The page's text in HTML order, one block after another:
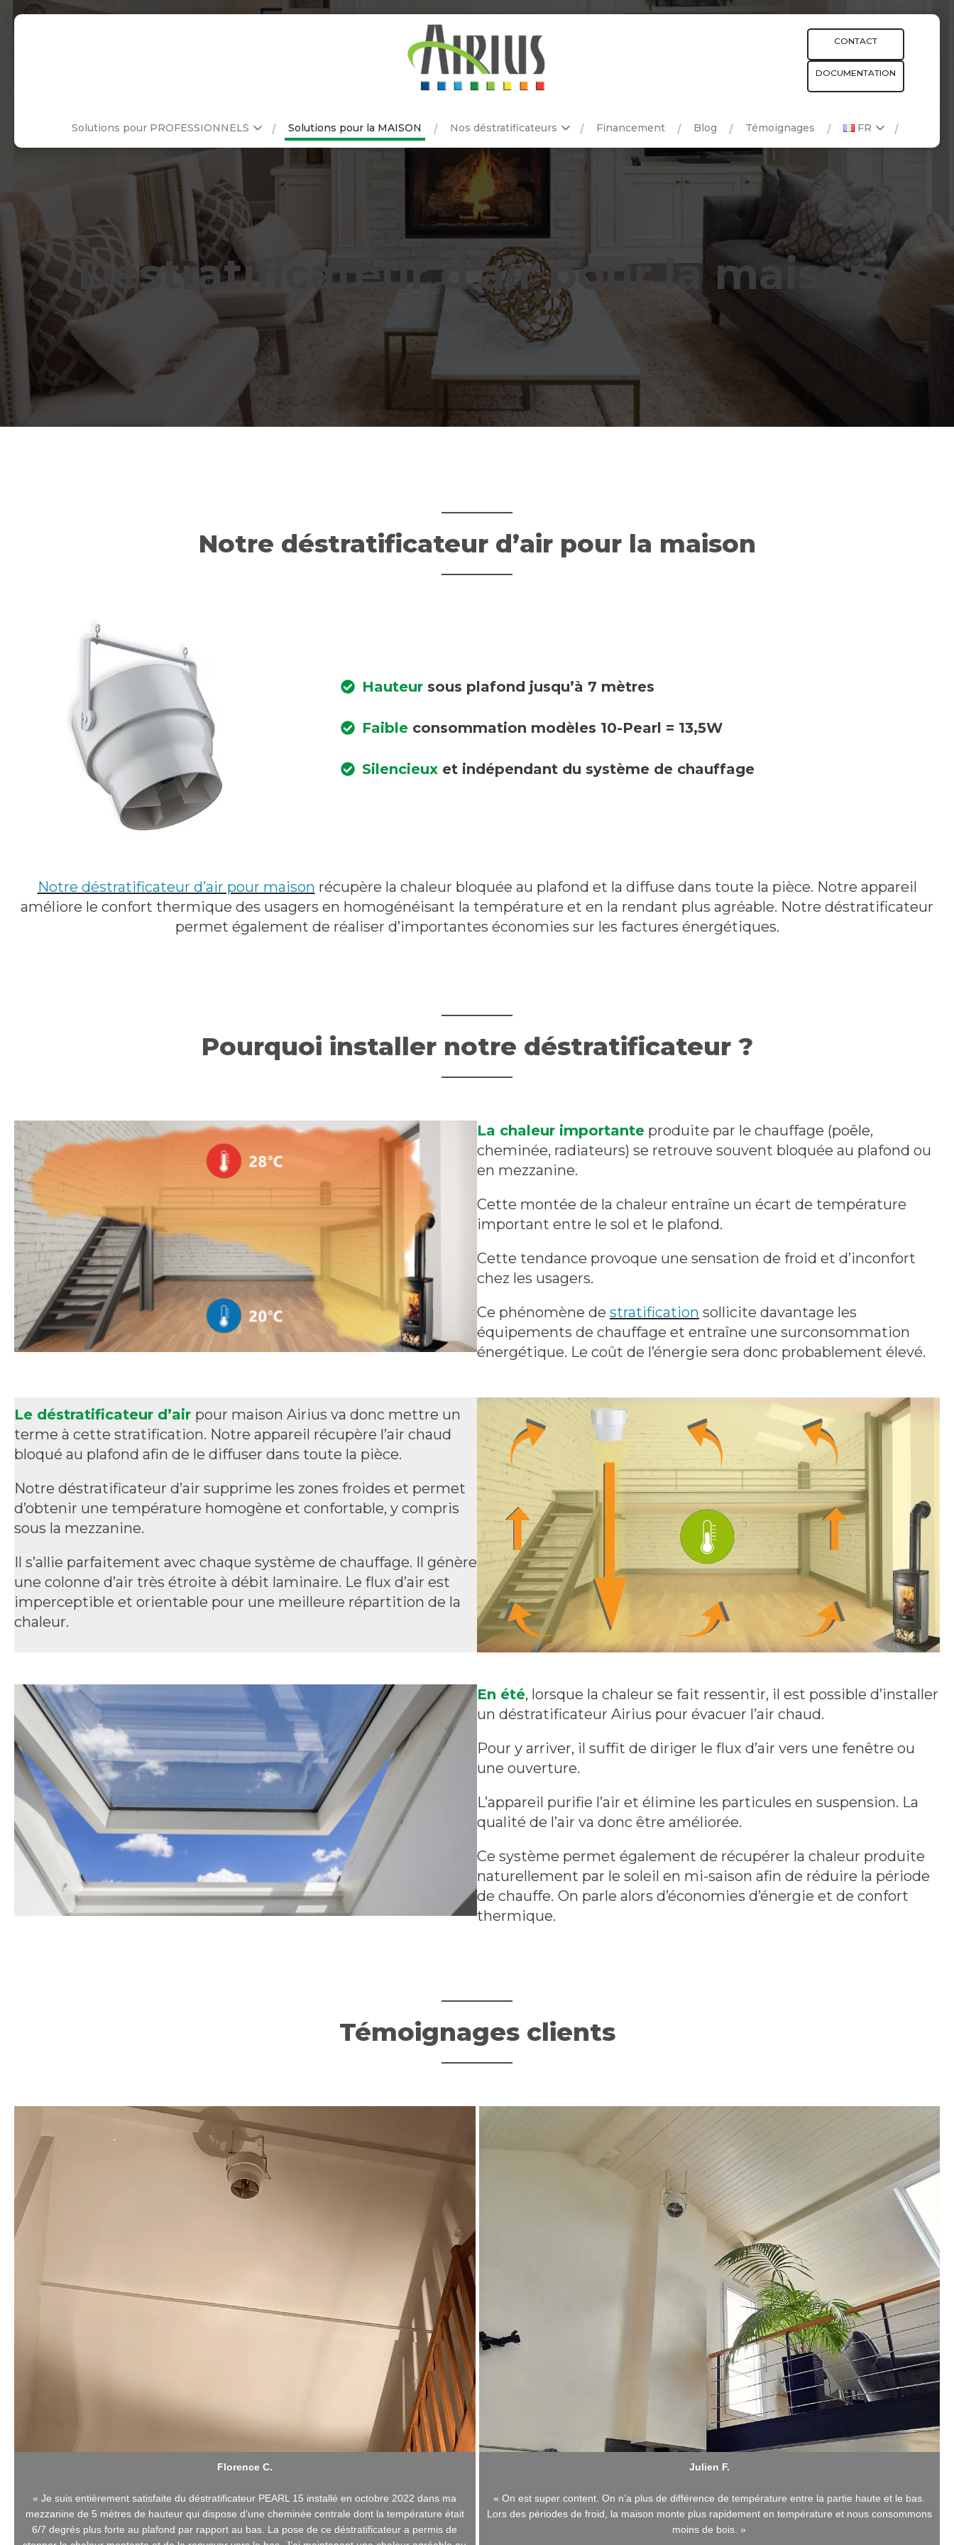
CONTACT
DOCUMENTATION
Solutions pour PROFESSIONNELS Solutions pour la MAISON Nos déstratificateurs Financement Blog Témoignages FR
Déstratificateur d’air pour la maison
Notre déstratificateur d’air pour la maison
Hauteur sous plafond jusqu’à 7 mètres
Faible consommation modèles 10-Pearl = 13,5W
Silencieux et indépendant du système de chauffage
Notre déstratificateur d’air pour maison récupère la chaleur bloquée au plafond et la diffuse dans toute la pièce. Notre appareil
améliore le confort thermique des usagers en homogénéisant la température et en la rendant plus agréable. Notre déstratificateur
permet également de réaliser d’importantes économies sur les factures énergétiques.
Pourquoi installer notre déstratificateur ?
La chaleur importante produite par le chauffage (poêle,
cheminée, radiateurs) se retrouve souvent bloquée au plafond ou
en mezzanine.
Cette montée de la chaleur entraîne un écart de température
important entre le sol et le plafond.
Cette tendance provoque une sensation de froid et d’inconfort
chez les usagers.
Ce phénomène de stratification sollicite davantage les
équipements de chauffage et entraîne une surconsommation
énergétique. Le coût de l’énergie sera donc probablement élevé.
Le déstratificateur d’air pour maison Airius va donc mettre un
terme à cette stratification. Notre appareil récupère l’air chaud
bloqué au plafond afin de le diffuser dans toute la pièce.
Notre déstratificateur d’air supprime les zones froides et permet
d’obtenir une température homogène et confortable, y compris
sous la mezzanine.
Il s’allie parfaitement avec chaque système de chauffage. Il génère
une colonne d’air très étroite à débit laminaire. Le flux d’air est
imperceptible et orientable pour une meilleure répartition de la
chaleur.
En été, lorsque la chaleur se fait ressentir, il est possible d’installer
un déstratificateur Airius pour évacuer l’air chaud.
Pour y arriver, il suffit de diriger le flux d’air vers une fenêtre ou
une ouverture.
L’appareil purifie l’air et élimine les particules en suspension. La
qualité de l’air va donc être améliorée.
Ce système permet également de récupérer la chaleur produite
naturellement par le soleil en mi-saison afin de réduire la période
de chauffe. On parle alors d’économies d’énergie et de confort
thermique.
Témoignages clients
Florence C.
« Je suis entièrement satisfaite du déstratificateur PEARL 15 installé en octobre 2022 dans ma
mezzanine de 5 mètres de hauteur qui dispose d’une cheminée centrale dont la température était
6/7 degrés plus forte au plafond par rapport au bas. La pose de ce déstratificateur a permis de
Julien F.
« On est super content. On n’a plus de différence de température entre la partie haute et le bas.
Lors des périodes de froid, la maison monte plus rapidement en température et nous consommons
moins de bois. »